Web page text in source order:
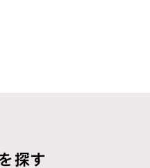
探す